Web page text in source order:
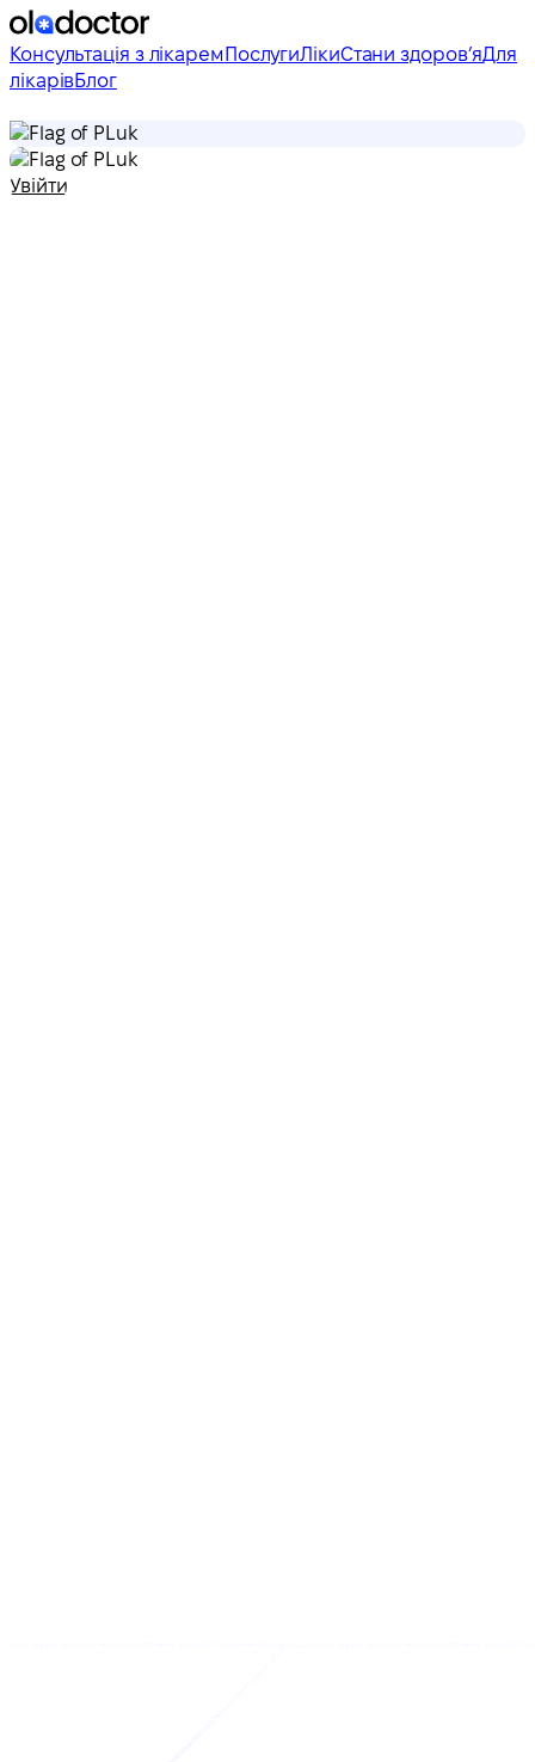
Консультація з лікарем ПослугиЛікиСтани здоровʼяДля
лікарівБлог
uk
uk
Увійти